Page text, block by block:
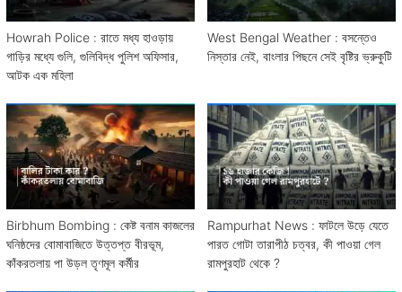
Howrah Police : রাতে মধ্য হাওড়ায়
গাড়ির মধ্যে গুলি, গুলিবিদ্ধ পুলিশ অফিসার,
আটক এক মহিলা
West Bengal Weather : বসন্তেও
নিস্তার নেই, বাংলার পিছনে সেই বৃষ্টির ভ্রুকুটি
Birbhum Bombing : কেষ্ট বনাম কাজলের
ঘনিষ্ঠদের বোমাবাজিতে উত্তপ্ত বীরভূম,
কাঁকরতলায় পা উড়ল তৃণমূল কর্মীর
Rampurhat News : ফাটলে উড়ে যেতে
পারত গোটা তারাপীঠ চত্বর, কী পাওয়া গেল
রামপুরহাট থেকে ?